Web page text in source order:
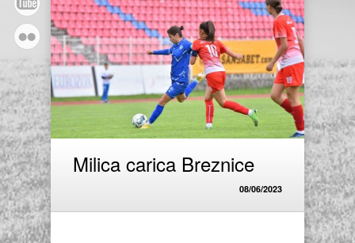
Milica carica Breznice
08/06/2023